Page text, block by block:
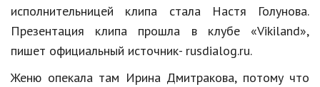
Обзоры
Рецепты
Красота и здоровье
исполнительницей клипа стала Настя Голунова.
Презентация клипа прошла в клубе «Vikiland»,
пишет официальный источник- rusdialog.ru.
Женю опекала там Ирина Дмитракова, потому что